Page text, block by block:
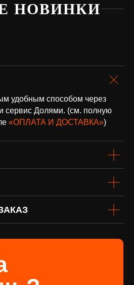
НОВИНКИ
удобным способом через
сервис Долями. (см. полную
«ОПЛАТА И ДОСТАВКА»)
и странам